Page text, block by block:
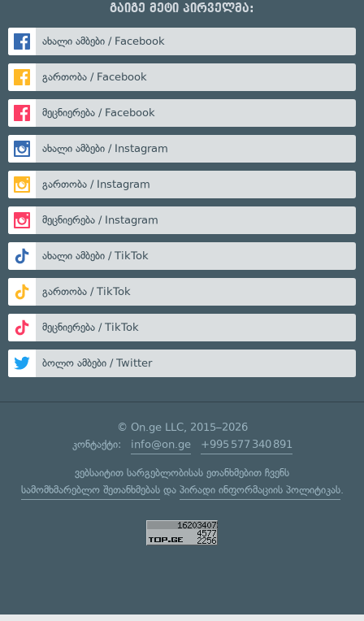
გაიგე მეტი პირველმა:
ახალი ამბები / Facebook
გართობა / Facebook
მეცნიერება / Facebook
ახალი ამბები / Instagram
გართობა / Instagram
მეცნიერება / Instagram
ახალი ამბები / TikTok
გართობა / TikTok
მეცნიერება / TikTok
ბოლო ამბები / Twitter
© On.ge LLC, 2015–2026
კონტაქტი: info@on.ge +995 577 340 891
ვებსაიტით სარგებლობისას ეთანხმებით ჩვენს
სამომხმარებლო შეთანხმებასდა პირადი ინფორმაციის პოლიტიკას.